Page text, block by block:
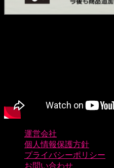
運営会社
個人情報保護方針
プライバシーポリシー
お問い合わせ